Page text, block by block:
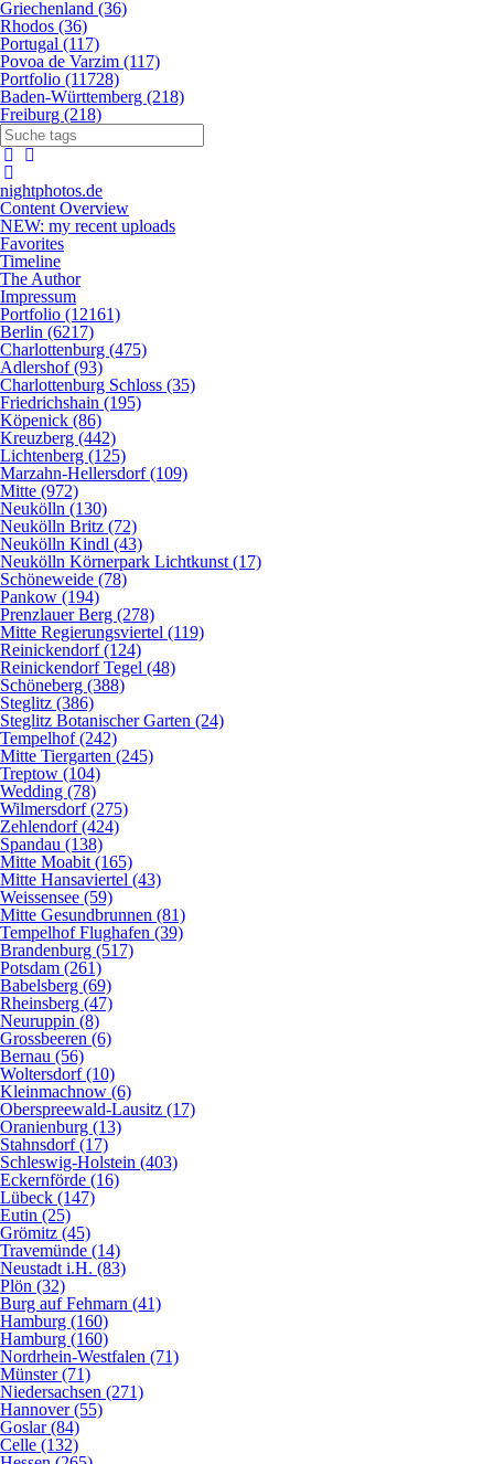
Griechenland (36)
Rhodos (36)
Portugal (117)
Povoa de Varzim (117)
Portfolio (11728)
Baden-Württemberg (218)
Freiburg (218)
nightphotos.de
Content Overview
NEW: my recent uploads
Favorites
Timeline
The Author
Impressum
Portfolio (12161)
Berlin (6217)
Charlottenburg (475)
Adlershof (93)
Charlottenburg Schloss (35)
Friedrichshain (195)
Köpenick (86)
Kreuzberg (442)
Lichtenberg (125)
Marzahn-Hellersdorf (109)
Mitte (972)
Neukölln (130)
Neukölln Britz (72)
Neukölln Kindl (43)
Neukölln Körnerpark Lichtkunst (17)
Schöneweide (78)
Pankow (194)
Prenzlauer Berg (278)
Mitte Regierungsviertel (119)
Reinickendorf (124)
Reinickendorf Tegel (48)
Schöneberg (388)
Steglitz (386)
Steglitz Botanischer Garten (24)
Tempelhof (242)
Mitte Tiergarten (245)
Treptow (104)
Wedding (78)
Wilmersdorf (275)
Zehlendorf (424)
Spandau (138)
Mitte Moabit (165)
Mitte Hansaviertel (43)
Weissensee (59)
Mitte Gesundbrunnen (81)
Tempelhof Flughafen (39)
Brandenburg (517)
Potsdam (261)
Babelsberg (69)
Rheinsberg (47)
Neuruppin (8)
Grossbeeren (6)
Bernau (56)
Woltersdorf (10)
Kleinmachnow (6)
Oberspreewald-Lausitz (17)
Oranienburg (13)
Stahnsdorf (17)
Schleswig-Holstein (403)
Eckernförde (16)
Lübeck (147)
Eutin (25)
Grömitz (45)
Travemünde (14)
Neustadt i.H. (83)
Plön (32)
Burg auf Fehmarn (41)
Hamburg (160)
Hamburg (160)
Nordrhein-Westfalen (71)
Münster (71)
Niedersachsen (271)
Hannover (55)
Goslar (84)
Celle (132)